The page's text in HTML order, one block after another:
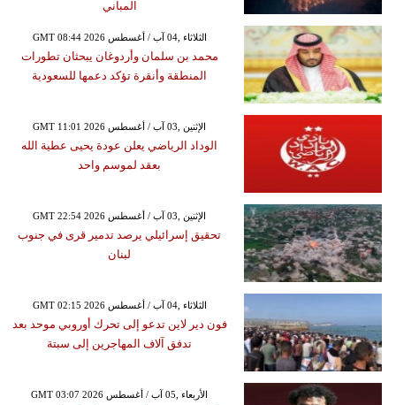
المباني
GMT 08:44 2026 الثلاثاء ,04 آب / أغسطس
محمد بن سلمان وأردوغان يبحثان تطورات
المنطقة وأنقرة تؤكد دعمها للسعودية
GMT 11:01 2026 الإثنين ,03 آب / أغسطس
الوداد الرياضي يعلن عودة يحيى عطية الله
بعقد لموسم واحد
GMT 22:54 2026 الإثنين ,03 آب / أغسطس
تحقيق إسرائيلي يرصد تدمير قرى في جنوب
لبنان
GMT 02:15 2026 الثلاثاء ,04 آب / أغسطس
فون دير لاين تدعو إلى تحرك أوروبي موحد بعد
تدفق آلاف المهاجرين إلى سبتة
GMT 03:07 2026 الأربعاء ,05 آب / أغسطس